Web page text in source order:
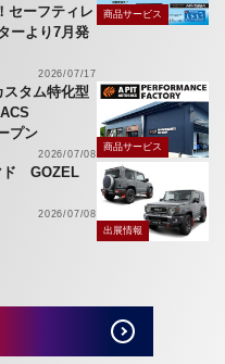
セーフティレ
ーより7月発
2026/07/17
商品サービス
タム特化型
プン
2026/07/08
商品サービス
ド GOZEL
2026/07/08
出展情報